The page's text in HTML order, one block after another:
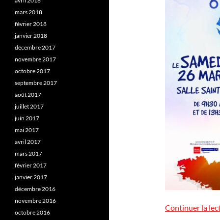
Continuer la
mars 2018
février 2018
janvier 2018
décembre 2017
novembre 2017
octobre 2017
septembre 2017
août 2017
juillet 2017
juin 2017
mai 2017
avril 2017
mars 2017
février 2017
janvier 2017
décembre 2016
novembre 2016
octobre 2016